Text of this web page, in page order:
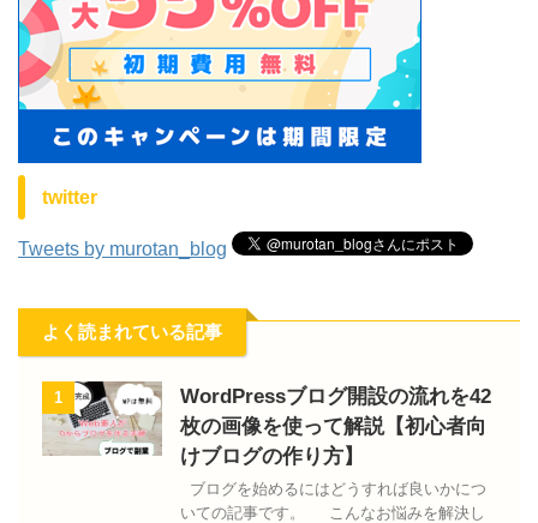
twitter
Tweets by murotan_blog
よく読まれている記事
1
WordPressブログ開設の流れを42
枚の画像を使って解説【初心者向
けブログの作り方】
ブログを始めるにはどうすれば良いかにつ
いての記事です。 こんなお悩みを解決し